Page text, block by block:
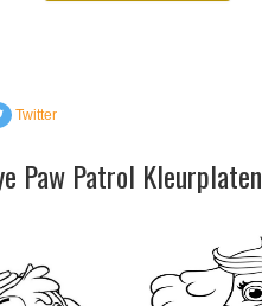
Twitter
Paw Patrol Kleurplaten